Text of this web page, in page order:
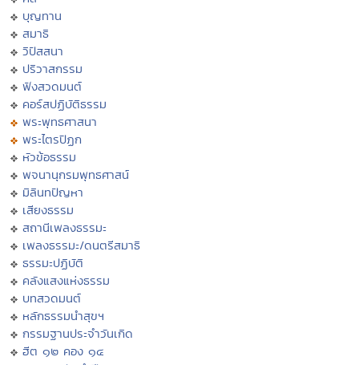
บุญทาน
สมาธิ
วิปัสสนา
ปริวาสกรรม
ฟังสวดมนต์
คอร์สปฏิบัติธรรม
พระพุทธศาสนา
พระไตรปิฏก
หัวข้อธรรม
พจนานุกรมพุทธศาสน์
มิลินทปัญหา
เสียงธรรม
สถานีเพลงธรรมะ
เพลงธรรมะ/ดนตรีสมาธิ
ธรรมะปฏิบัติ
คลังแสงแห่งธรรม
บทสวดมนต์
หลักธรรมนำสุขฯ
กรรมฐานประจำวันเกิด
ฮีต ๑๒ คอง ๑๔